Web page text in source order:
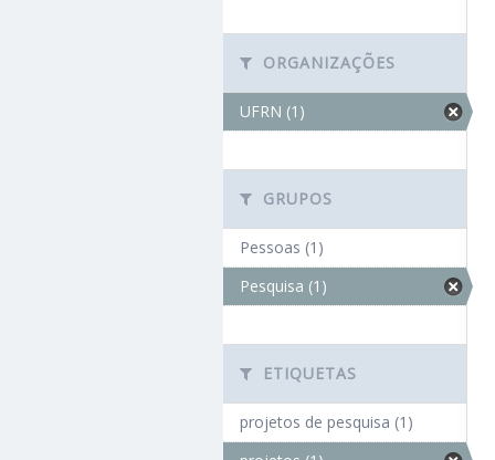
ORGANIZAÇÕES
UFRN (1)
GRUPOS
Pessoas (1)
Pesquisa (1)
ETIQUETAS
projetos de pesquisa (1)